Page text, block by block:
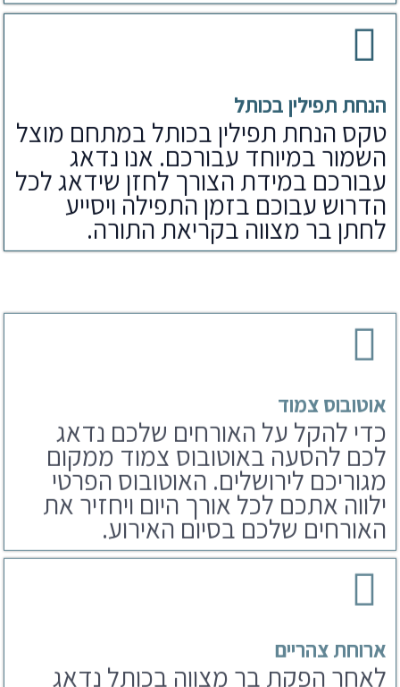
הנחת תפילין בכותל
טקס הנחת תפילין בכותל במתחם מוצל
השמור במיוחד עבורכם. אנו נדאג
עבורכם במידת הצורך לחזן שידאג לכל
הדרוש עבוכם בזמן התפילה ויסייע
לחתן בר מצווה בקריאת התורה.
לכם להסעה באוטובוס צמוד ממקום
מגוריכם לירושלים. האוטובוס הפרטי
ילווה אתכם לכל אורך היום ויחזיר את
האורחים שלכם בסיום האירוע.
לארוחים שלכם גם לארוחת צהריים
באחת מהמסעדות המפנקות של